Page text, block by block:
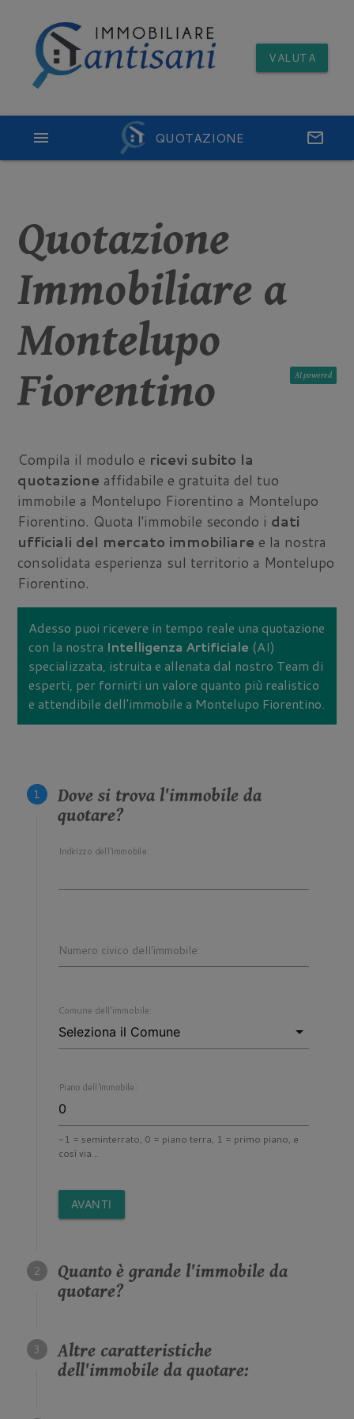
VALUTA
QUOTAZIONE email
menu
Quotazione
Immobiliare a
Montelupo
Fiorentino
AI
Compila il modulo e ricevi subito la
quotazione affidabile e gratuita del tuo
immobile a Montelupo Fiorentino a Montelupo
Fiorentino. Quota l'immobile secondo i dati
ufficiali del mercato immobiliare e la nostra
consolidata esperienza sul territorio a Montelupo
Fiorentino.
Adesso puoi ricevere in tempo reale una quotazione
con la nostra Intelligenza Artificiale (AI)
specializzata, istruita e allenata dal nostro Team di
esperti, per fornirti un valore quanto più realistico
e attendibile dell'immobile a Montelupo Fiorentino.
Dove si trova l'immobile da
quotare?
Indirizzo dell'immobile:
Numero civico dell'immobile:
Comune dell'immobile:
Piano dell'immobile:
-1 = seminterrato, 0 = piano terra, 1 = primo piano, e
così via...
AVANTI
Quanto è grande l'immobile da
quotare?
Altre caratteristiche
dell'immobile da quotare: